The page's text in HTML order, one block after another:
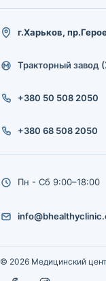
г.Харьков,
Тракторный завод
+380 50 508 2050
+380 68 508 2050
Пн - Сб 9:00–18:00
© 2026 Медицинский